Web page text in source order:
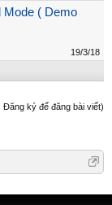
tin
từ xa
Test
Mode ( Demo
19/3/18
ký để đăng bài viết)